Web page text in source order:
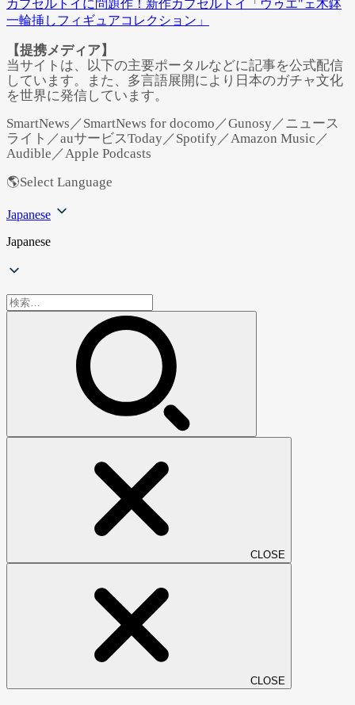
カプセルトイに問題作！新作カプセルトイ「ウゥエ"ェ木鉢
一輪挿しフィギュアコレクション」
【提携メディア】
当サイトは、以下の主要ポータルなどに記事を公式配信
しています。また、多言語展開により日本のガチャ文化
を世界に発信しています。
SmartNews／SmartNews for docomo／Gunosy／ニュース
ライト／auサービスToday／Spotify／Amazon Music／
Audible／Apple Podcasts
🌎Select Language
Japanese
Japanese
検
索:
CLOSE
CLOSE